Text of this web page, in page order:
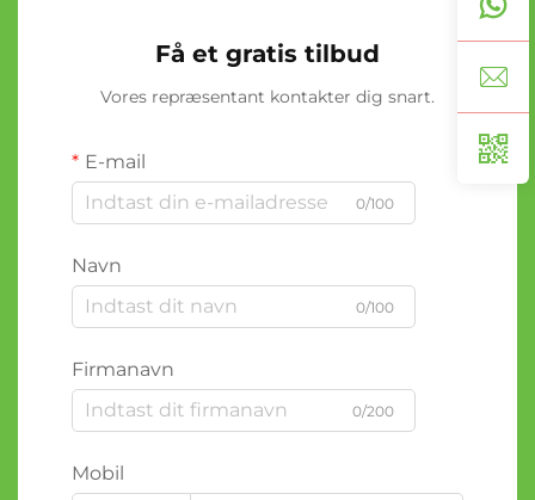
Få et gratis tilbud
Vores repræsentant kontakter dig snart.
E-mail
0/100
Navn
0/100
Firmanavn
0/200
Mobil